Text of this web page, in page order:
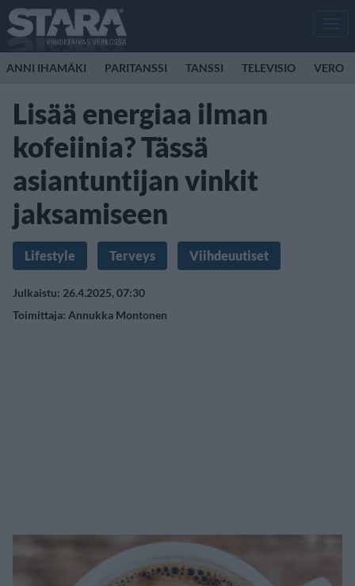
ANNI IHAMÄKI PARITANSSI TANSSI TELEVISIO VERO
Lisää energiaa ilman
kofeiinia? Tässä
asiantuntijan vinkit
jaksamiseen
Lifestyle Terveys Viihdeuutiset
Julkaistu: 26.4.2025, 07:30
Toimittaja: Annukka Montonen